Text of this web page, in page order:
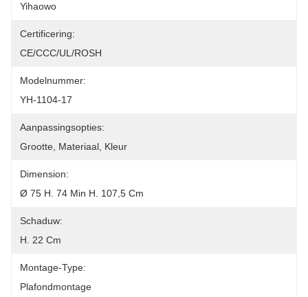
Yihaowo
Certificering:
CE/CCC/UL/ROSH
Modelnummer:
YH-1104-17
Aanpassingsopties:
Grootte, Materiaal, Kleur
Dimension:
Ø 75 H. 74 Min H. 107,5 Cm
Schaduw:
H. 22 Cm
Montage-Type:
Plafondmontage